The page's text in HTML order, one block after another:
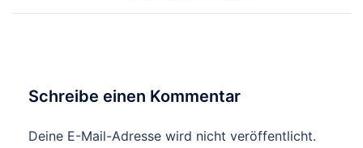
Schreibe einen Kommentar
Deine E-Mail-Adresse wird nicht veröffentlicht.